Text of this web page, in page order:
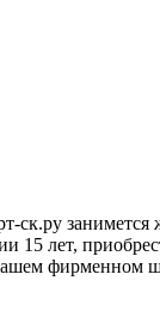
ск.ру занимется
15 лет,
фирменном